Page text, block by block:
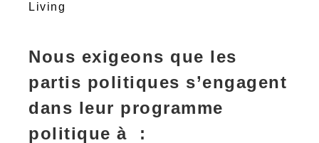
Living
Nous exigeons que les
partis politiques s’engagent
dans leur programme
politique à :